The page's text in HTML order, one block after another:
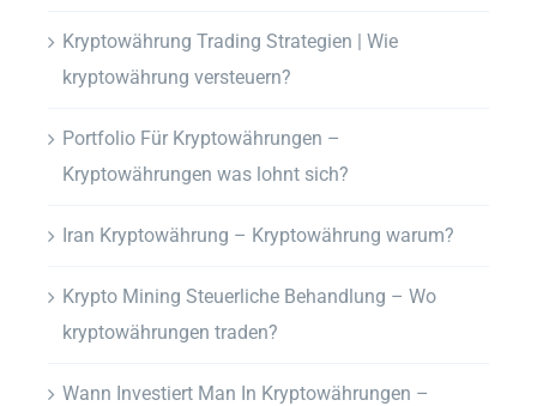
Kryptowährung Trading Strategien | Wie
kryptowährung versteuern?
Portfolio Für Kryptowährungen –
Kryptowährungen was lohnt sich?
Iran Kryptowährung – Kryptowährung warum?
Krypto Mining Steuerliche Behandlung – Wo
kryptowährungen traden?
Wann Investiert Man In Kryptowährungen –